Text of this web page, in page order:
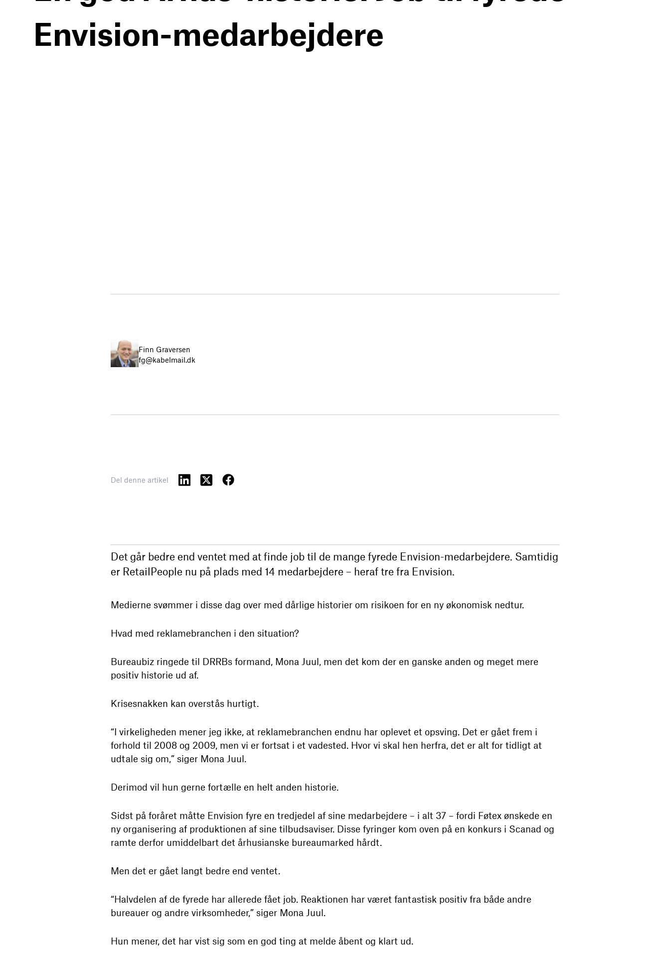
Envision-medarbejdere
Finn Graversen
fg@kabelmail.dk
Del denne artikel
Det går bedre end ventet med at finde job til de mange fyrede Envision-medarbejdere. Samtidig
er RetailPeople nu på plads med 14 medarbejdere – heraf tre fra Envision.
Medierne svømmer i disse dag over med dårlige historier om risikoen for en ny økonomisk nedtur.
Hvad med reklamebranchen i den situation?
Bureaubiz ringede til DRRBs formand, Mona Juul, men det kom der en ganske anden og meget mere
positiv historie ud af.
Krisesnakken kan overstås hurtigt.
“I virkeligheden mener jeg ikke, at reklamebranchen endnu har oplevet et opsving. Det er gået frem i
forhold til 2008 og 2009, men vi er fortsat i et vadested. Hvor vi skal hen herfra, det er alt for tidligt at
udtale sig om,” siger Mona Juul.
Derimod vil hun gerne fortælle en helt anden historie.
Sidst på foråret måtte Envision fyre en tredjedel af sine medarbejdere – i alt 37 – fordi Føtex ønskede en
ny organisering af produktionen af sine tilbudsaviser. Disse fyringer kom oven på en konkurs i Scanad og
ramte derfor umiddelbart det århusianske bureaumarked hårdt.
Men det er gået langt bedre end ventet.
“Halvdelen af de fyrede har allerede fået job. Reaktionen har været fantastisk positiv fra både andre
bureauer og andre virksomheder,” siger Mona Juul.
Hun mener, det har vist sig som en god ting at melde åbent og klart ud.